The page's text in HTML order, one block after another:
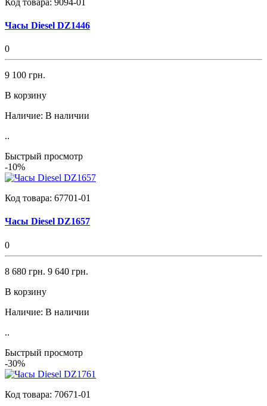
Часы Diesel DZ1446
0
9 100 грн.
В корзину
Наличие: В наличии
..
Быстрый просмотр
-10%
Код товара: 67701-01
Часы Diesel DZ1657
0
8 680 грн. 9 640 грн.
В корзину
Наличие: В наличии
..
Быстрый просмотр
-30%
Код товара: 70671-01